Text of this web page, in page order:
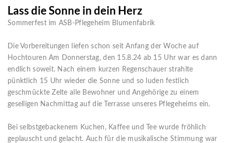
Lass die Sonne in dein Herz
Sommerfest im ASB-Pflegeheim Blumenfabrik
Die Vorbereitungen liefen schon seit Anfang der Woche auf
Hochtouren Am Donnerstag, den 15.8.24 ab 15 Uhr war es dann
endlich soweit. Nach einem kurzen Regenschauer strahlte
pünktlich 15 Uhr wieder die Sonne und so luden festlich
geschmückte Zelte alle Bewohner und Angehörige zu einem
geselligen Nachmittag auf die Terrasse unseres Pflegeheims ein.
Bei selbstgebackenem Kuchen, Kaffee und Tee wurde fröhlich
geplauscht und gelacht. Auch für die musikalische Stimmung war